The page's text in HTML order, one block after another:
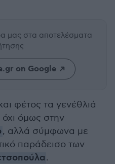
μας στα αποτελέσματα
on Google
φέτος τα γενέθλιά
όχι όμως στην
, αλλά σύμφωνα με
παράδεισο των
.